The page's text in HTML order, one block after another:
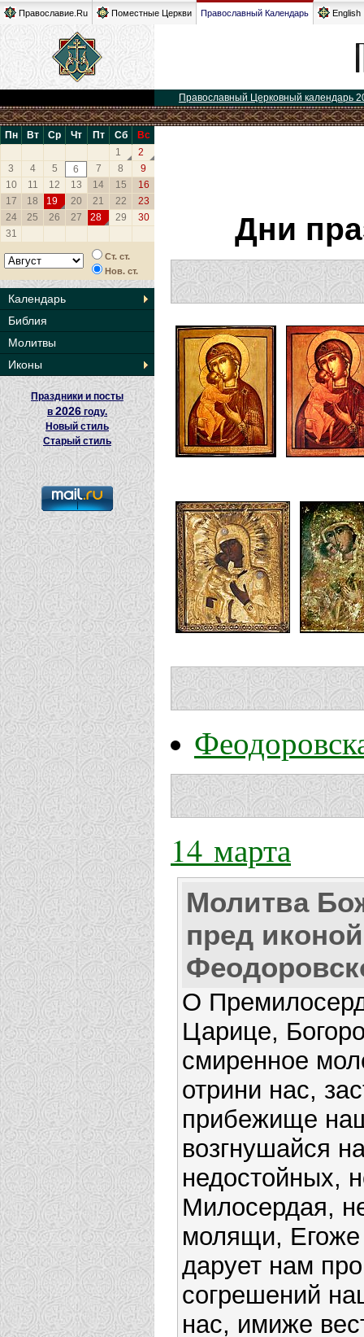
Православие.Ru Поместные Церкви Православный Календарь English
Православный Церковный календарь
Пн Вт Ср Чт Пт Сб
Вс
1
2
3
4 5 6 7 8
9
10
11 12 13 14 15
16
17
18 19 20 21 22
23
24
25 26 27 28 29
30
31
Ст. ст.
Нов. ст.
Календарь
Библия
Молитвы
Иконы
Праздники и посты
в2026 году.
Новый стиль
Старый стиль
Дни
14 марта
Молитва
пред
О
Царице,
смиренное
отрини нас,
прибежище
возгнушайся
недостойных,
Милосердая,
молящи,
дарует нам
согрешений
нас, имиже